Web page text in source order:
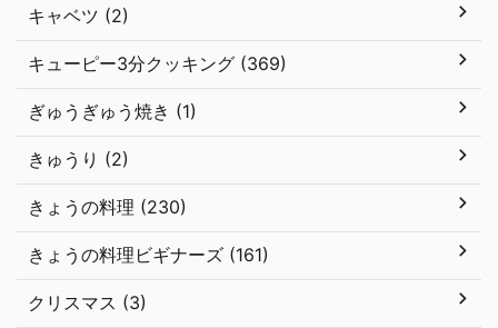
キャベツ (2)
キューピー3分クッキング (369)
ぎゅうぎゅう焼き (1)
きゅうり (2)
きょうの料理 (230)
きょうの料理ビギナーズ (161)
クリスマス (3)